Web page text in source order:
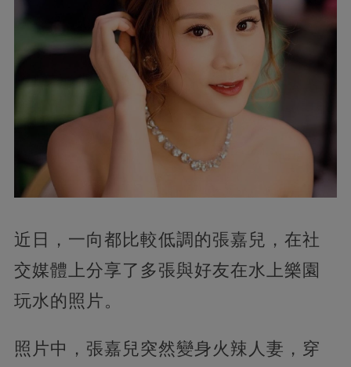
近日，一向都比較低調的張嘉兒，在社
交媒體上分享了多張與好友在水上樂園
玩水的照片。
照片中，張嘉兒突然變身火辣人妻，穿